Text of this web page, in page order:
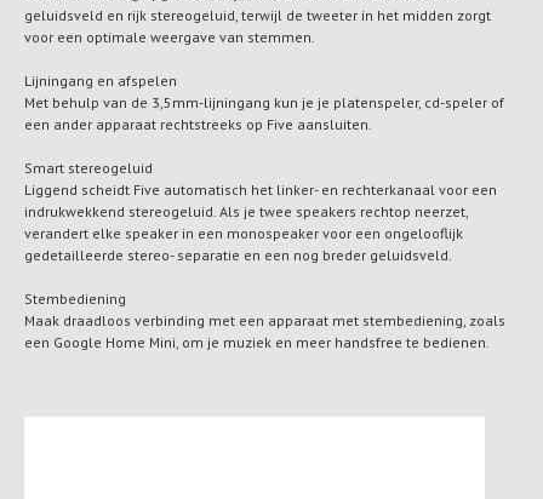
geluidsveld en rijk stereogeluid, terwijl de tweeter in het midden zorgt
voor een optimale weergave van stemmen.
Lijningang en afspelen
Met behulp van de 3,5mm-lijningang kun je je platenspeler, cd-speler of
een ander apparaat rechtstreeks op Five aansluiten.
Smart stereogeluid
Liggend scheidt Five automatisch het linker- en rechterkanaal voor een
indrukwekkend stereogeluid. Als je twee speakers rechtop neerzet,
verandert elke speaker in een monospeaker voor een ongelooflijk
gedetailleerde stereo- separatie en een nog breder geluidsveld.
Stembediening
Maak draadloos verbinding met een apparaat met stembediening, zoals
een Google Home Mini, om je muziek en meer handsfree te bedienen.